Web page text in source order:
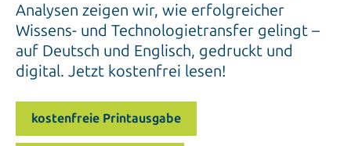
Analysen zeigen wir, wie erfolgreicher
Wissens- und Technologietransfer gelingt –
auf Deutsch und Englisch, gedruckt und
digital. Jetzt kostenfrei lesen!
kostenfreie Printausgabe